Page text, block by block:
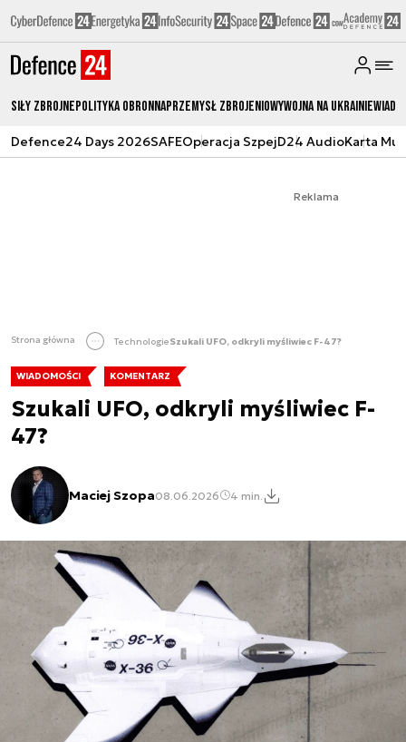
Siły zbrojnePolityka obronnaPrzemysł ZbrojeniowyWojna na Ukrainie
Defence24 Days 2026SAFEOperacja SzpejD24 AudioKarta
Reklama
Strona główna TechnologieSzukali UFO, odkryli myśliwiec F-47?
WIADOMOŚCI KOMENTARZ
Szukali UFO, odkryli myśliwiec F-
47?
Maciej Szopa08.06.2026 4 min.